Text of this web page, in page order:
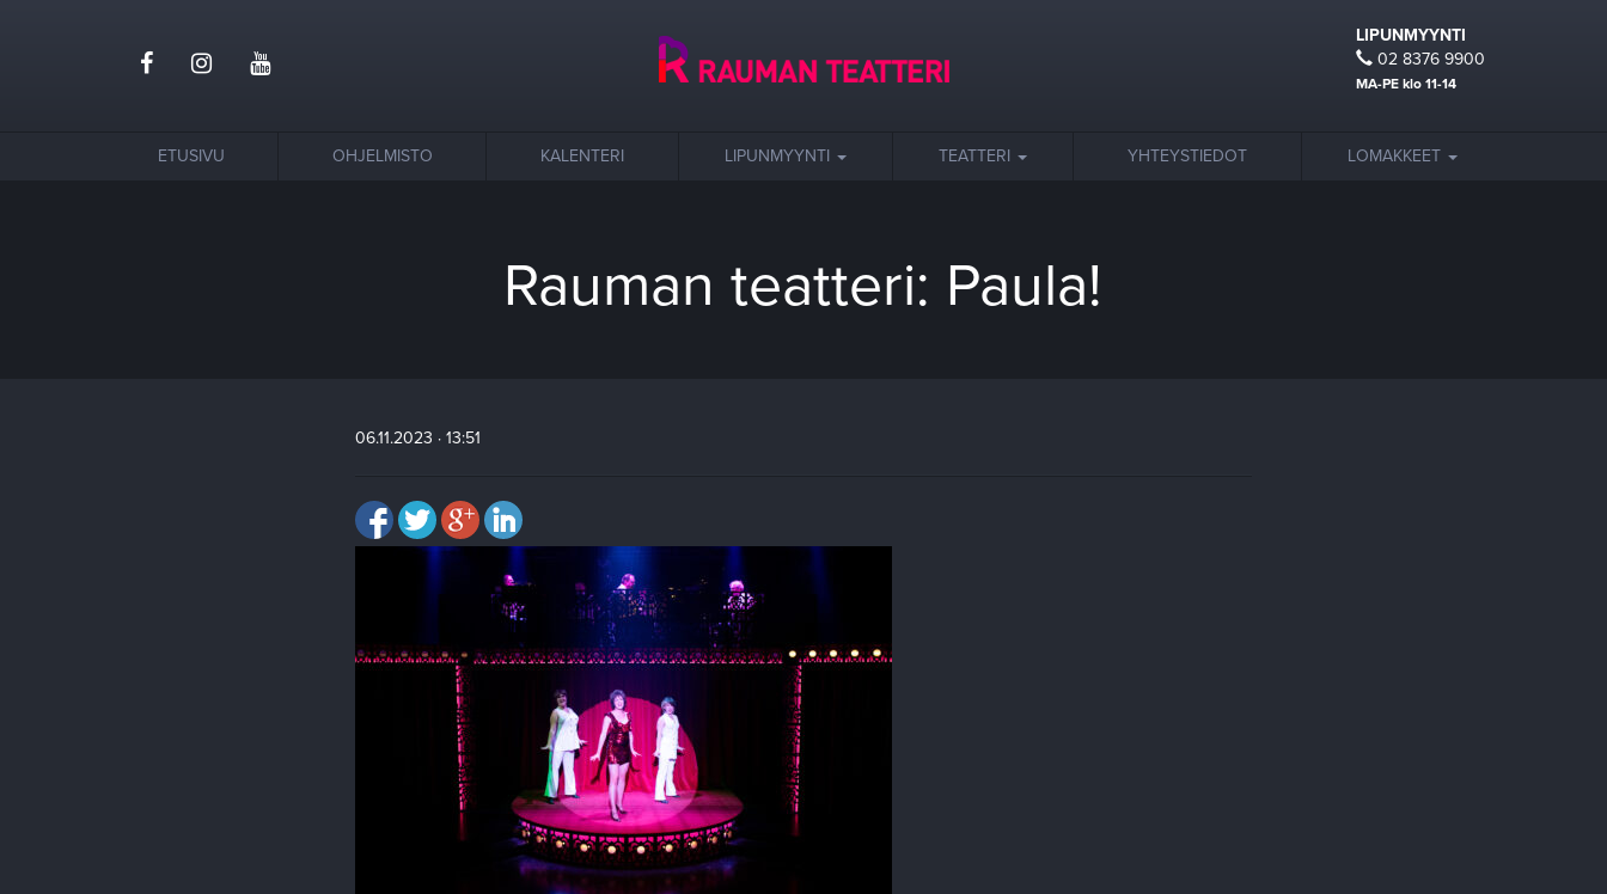
LIPUNMYYNTI
02 8376 9900
MA-PE klo 11-14
ETUSIVU OHJELMISTO KALENTERI LIPUNMYYNTI TEATTERI YHTEYSTIEDOT LOMAKKEET
Rauman teatteri: Paula!
06.11.2023 · 13:51